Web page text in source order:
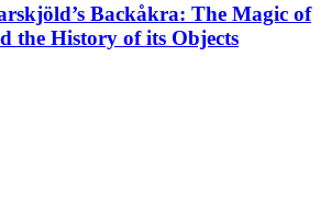
Backåkra: The Magic of
the History of its Objects